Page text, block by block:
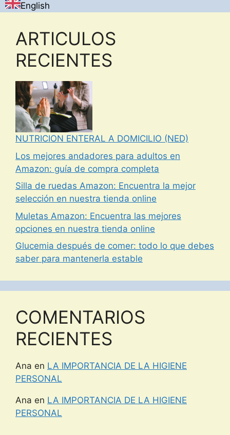
English
ARTICULOS
RECIENTES
NUTRICION ENTERAL A DOMICILIO (NED)
Los mejores andadores para adultos en
Amazon: guía de compra completa
Silla de ruedas Amazon: Encuentra la mejor
selección en nuestra tienda online
Muletas Amazon: Encuentra las mejores
opciones en nuestra tienda online
Glucemia después de comer: todo lo que debes
saber para mantenerla estable
COMENTARIOS
RECIENTES
Ana en LA IMPORTANCIA DE LA HIGIENE
PERSONAL
Ana en LA IMPORTANCIA DE LA HIGIENE
PERSONAL